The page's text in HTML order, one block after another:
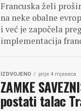
Francuska želi
na neke obalne
i već je započela
implementacija
IZDVOJENO prije 4 mjeseca
ZAMKE
postati talac